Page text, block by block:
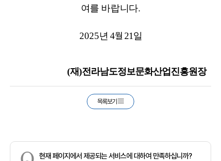
여를 바랍니다.
2025년 4월 21일
(재)전라남도정보문화산업진흥원장
목록보기
현재 페이지에서 제공되는 서비스에 대하여 만족하십니까?